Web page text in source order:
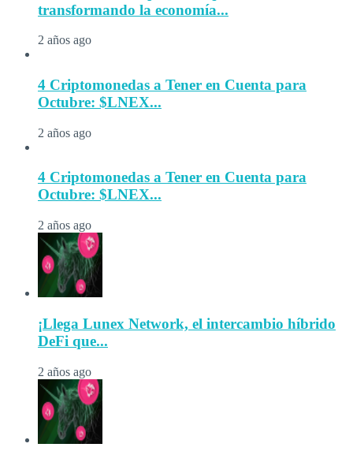
transformando la economía...
2 años ago
4 Criptomonedas a Tener en Cuenta para
Octubre: $LNEX...
2 años ago
4 Criptomonedas a Tener en Cuenta para
Octubre: $LNEX...
2 años ago
¡Llega Lunex Network, el intercambio híbrido
DeFi que...
2 años ago